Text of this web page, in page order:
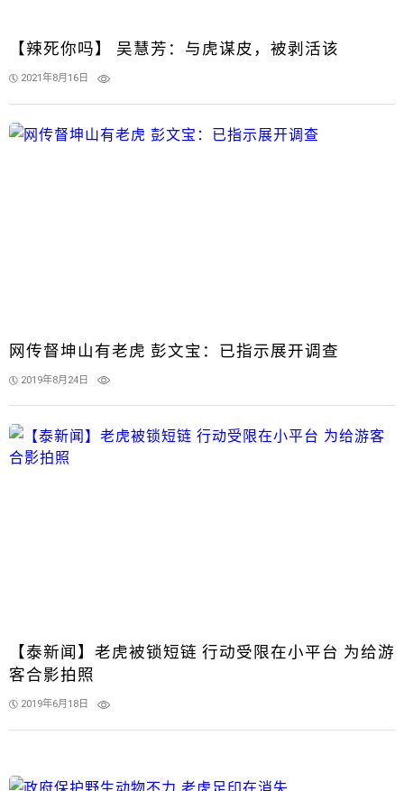
【辣死你吗】 吴慧芳：与虎谋皮，被剥活该
2021年8月16日
网传督坤山有老虎 彭文宝：已指示展开调查
2019年8月24日
【泰新闻】老虎被锁短链 行动受限在小平台 为给游
客合影拍照
2019年6月18日